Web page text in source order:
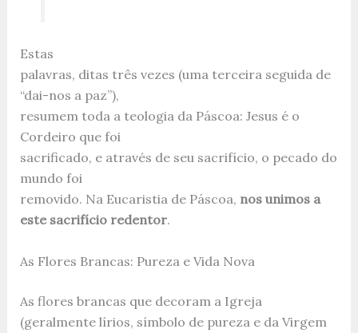
Estas
palavras, ditas três vezes (uma terceira seguida de
“dai-nos a paz”),
resumem toda a teologia da Páscoa: Jesus é o
Cordeiro que foi
sacrificado, e através de seu sacrifício, o pecado do
mundo foi
removido. Na Eucaristia de Páscoa, nos unimos a
este sacrifício redentor.
As Flores Brancas: Pureza e Vida Nova
As flores brancas que decoram a Igreja
(geralmente lírios, símbolo de pureza e da Virgem